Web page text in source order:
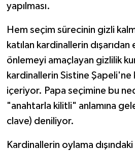
yapılması.
Hem seçim sürecinin gizli
katılan kardinallerin
önlemeyi amaçlayan gizlilik
kardinallerin Sistine
içeriyor. Papa seçimine bu
"anahtarla kilitli" anlamına
clave) deniliyor.
Kardinallerin oylama